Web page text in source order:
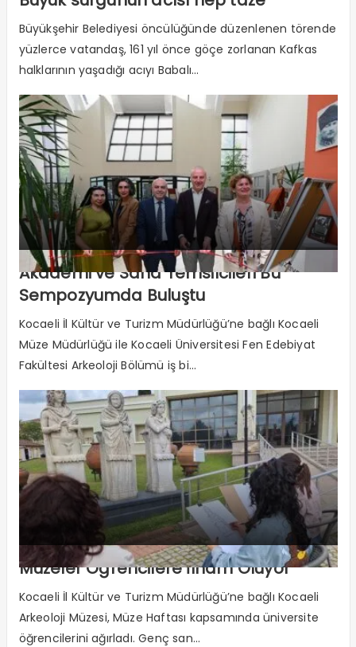
Büyükşehir Belediyesi öncülüğünde düzenlenen törende
yüzlerce vatandaş, 161 yıl önce göçe zorlanan Kafkas
halklarının yaşadığı acıyı Babalı...
Akademi ve Saha Temsilcileri Bu
Sempozyumda Buluştu
Kocaeli İl Kültür ve Turizm Müdürlüğü’ne bağlı Kocaeli
Müze Müdürlüğü ile Kocaeli Üniversitesi Fen Edebiyat
Fakültesi Arkeoloji Bölümü iş bi...
Müzeler Öğrencilere İlham Oluyor
Kocaeli İl Kültür ve Turizm Müdürlüğü’ne bağlı Kocaeli
Arkeoloji Müzesi, Müze Haftası kapsamında üniversite
öğrencilerini ağırladı. Genç san...